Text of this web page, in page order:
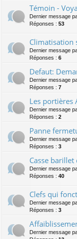
Témoin -
Dernier message
Réponses : 53
Climatisation
Dernier message
Réponses : 6
Defaut:
Dernier message
Réponses : 7
Les portières
Dernier message
Réponses : 2
Panne
Dernier message
Réponses : 3
Casse
Dernier message
Réponses : 40
Clefs qui
Dernier message
Réponses : 3
Dernier message